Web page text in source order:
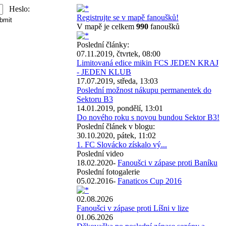
Heslo:
Registrujte se v mapě fanoušků!
V mapě je celkem 990 fanoušků
Poslední články:
07.11.2019, čtvrtek, 08:00
Limitovaná edice mikin FCS JEDEN KRAJ
- JEDEN KLUB
17.07.2019, středa, 13:03
Poslední možnost nákupu permanentek do
Sektoru B3
14.01.2019, pondělí, 13:01
Do nového roku s novou bundou Sektor B3!
Poslední článek v blogu:
30.10.2020, pátek, 11:02
1. FC Slovácko získalo vý...
Poslední video
18.02.2020- Fanoušci v zápase proti Baníku
Poslední fotogalerie
05.02.2016- Fanaticos Cup 2016
02.08.2026
Fanoušci v zápase proti Líšni v lize
01.06.2026